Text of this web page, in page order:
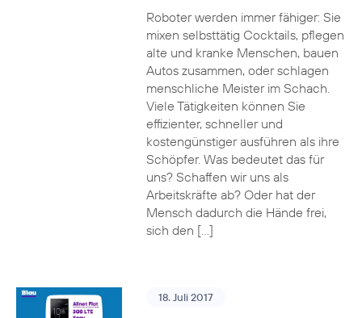
Roboter werden immer fähiger: Sie
mixen selbsttätig Cocktails, pflegen
alte und kranke Menschen, bauen
Autos zusammen, oder schlagen
menschliche Meister im Schach.
Viele Tätigkeiten können Sie
effizienter, schneller und
kostengünstiger ausführen als ihre
Schöpfer. Was bedeutet das für
uns? Schaffen wir uns als
Arbeitskräfte ab? Oder hat der
Mensch dadurch die Hände frei,
sich den […]
18. Juli 2017